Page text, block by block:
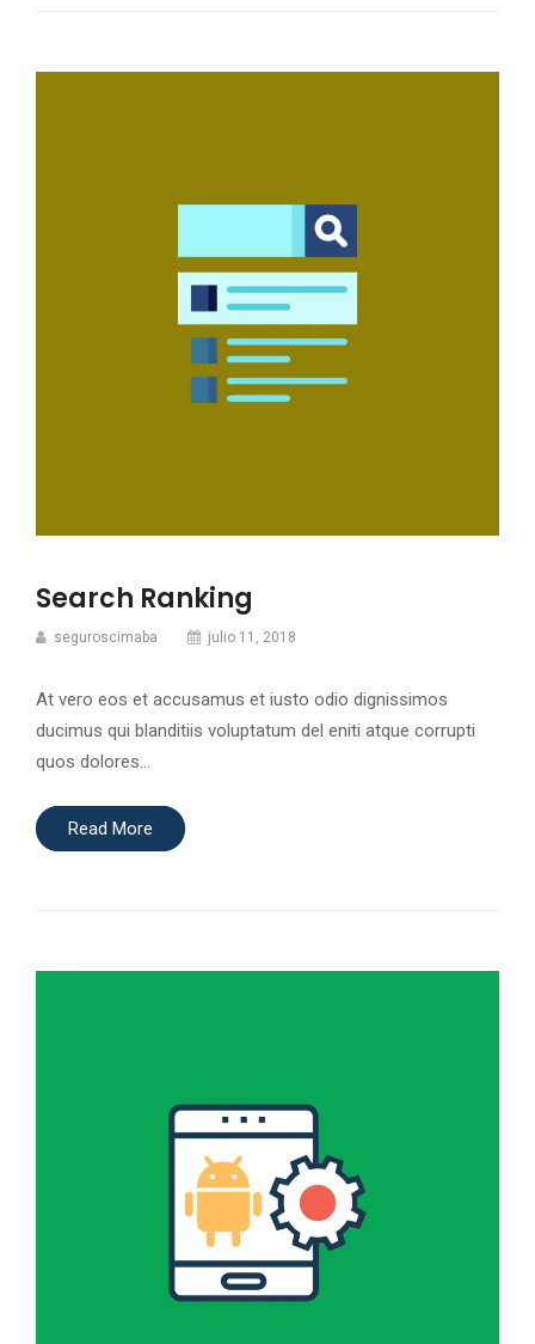
Search Ranking
seguroscimaba julio 11, 2018
At vero eos et accusamus et iusto odio dignissimos
ducimus qui blanditiis voluptatum del eniti atque corrupti
quos dolores…
Read More